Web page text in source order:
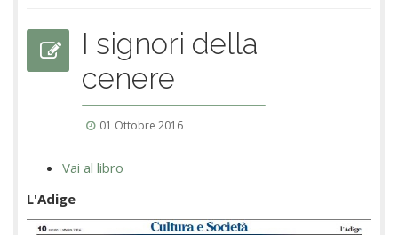
I signori della
cenere
01 Ottobre 2016
Vai al libro
L'Adige